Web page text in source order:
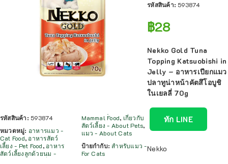
รหัสสินค้า: 593874
หมวดหมู่: อาหารแมว -
Cat Food, อาหารสัตว์
เลี้ยง - Pet Food, อาหาร
สัตว์เลี้ยงลูกด้วยนม -
Mammal Food, เกี่ยวกับ
สัตว์เลี้ยง - About Pets,
แมว - About Cats
ป้ายกำกับ:สำหรับแมว -
For Cats
รหัสสินค้า: 593874
฿28
Nekko Gold Tuna
Topping Katsuobishi in
Jelly – อาหารเปียกแมว
ปลาทูน่าหน้าคัตสึโอบูชิ
ในเยลลี่ 70g
ทัก LINE
Nekko